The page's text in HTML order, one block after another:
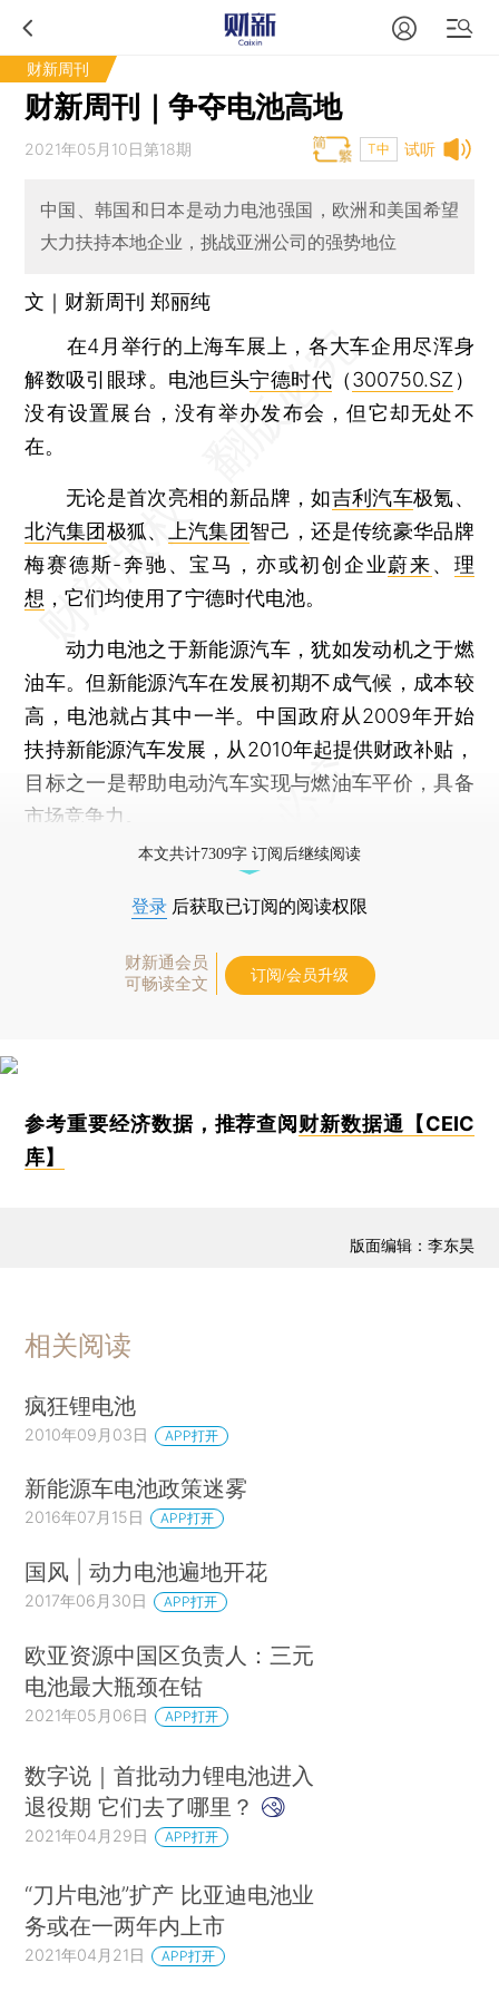
财新周刊
财新周刊｜争夺电池高地
试听
2021年05月10日第18期 T中
中国、韩国和日本是动力电池强国，欧洲和美国希望
大力扶持本地企业，挑战亚洲公司的强势地位
文｜财新周刊 郑丽纯
在4月举行的上海车展上，各大车企用尽浑身
解数吸引眼球。电池巨头宁德时代（300750.SZ ）
没有设置展台，没有举办发布会，但它却无处不
在。
无论是首次亮相的新品牌，如吉利汽车极氪、
北汽集团极狐、 上汽集团智己，还是传统豪华品牌
梅赛德斯-奔驰、宝马，亦或初创企业蔚来、 理
想 ，它们均使用了宁德时代电池。
动力电池之于新能源汽车，犹如发动机之于燃
油车。但新能源汽车在发展初期不成气候，成本较
高，电池就占其中一半。中国政府从2009年开始
扶持新能源汽车发展，从2010年起提供财政补贴，
目标之一是帮助电动汽车实现与燃油车平价，具备
市场竞争力。
本文共计7309字 订阅后继续阅读
登录 后获取已订阅的阅读权限
财新通会员
可畅读全文
订阅/会员升级
参考重要经济数据，推荐查阅 财新数据通【CEIC
库】
版面编辑：李东昊
相关阅读
疯狂锂电池
2010年09月03日 APP打开
新能源车电池政策迷雾
2016年07月15日 APP打开
国风 | 动力电池遍地开花
2017年06月30日 APP打开
欧亚资源中国区负责人：三元
电池最大瓶颈在钴
2021年05月06日 APP打开
数字说｜首批动力锂电池进入
退役期 它们去了哪里？
2021年04月29日 APP打开
“刀片电池”扩产 比亚迪电池业
务或在一两年内上市
2021年04月21日 APP打开